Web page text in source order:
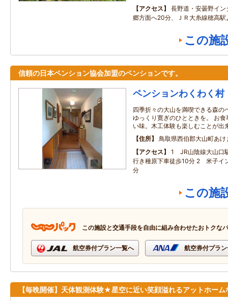
アクセス
長野道・安曇野イ
郷方面へ20分、ＪＲ大糸線穂高駅
この施
信頼の日本ペンション協会加盟のペンションです。
ペンションわくわく村
四季折々の大山を満喫できる森の
ゆっくり寛ぎのひとときを。 お
い味。木工体験も楽しむことが出
住所
鳥取県西伯郡大山町あ
アクセス
1 JR山陰線大山口
行き種原下車徒歩10分 2 米子イ
分
この施
この施設と交通手段を自由に組み合わせたおトクな
航空券付プラン一覧へ 航空券付プラ
【毎晩開催】天体観測体験★星空に近い笑顔溢れるアットホーム